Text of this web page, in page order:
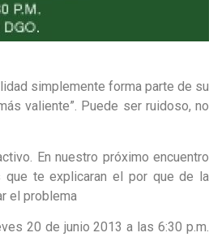
simplemente forma parte de su
valiente”. Puede ser ruidoso, no
En nuestro próximo encuentro
que te explicaran el por que de la
el problema
20 de junio 2013 a las 6:30 p.m.